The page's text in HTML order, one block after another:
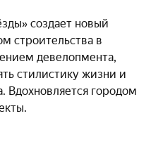
создает новый
строительства в
девелопмента,
стилистику жизни и
Вдохновляется городом